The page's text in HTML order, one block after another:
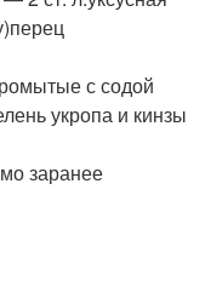
с содой
укропа и кинзы
заранее